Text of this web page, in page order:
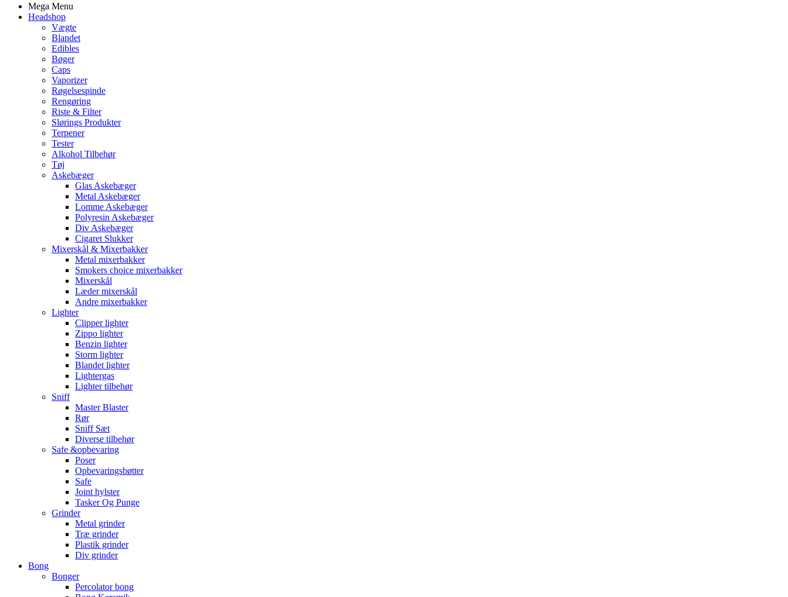
Mega Menu
Headshop
Vægte
Blandet
Edibles
Bøger
Caps
Vaporizer
Røgelsespinde
Rengøring
Riste & Filter
Slørings Produkter
Terpener
Tester
Alkohol Tilbehør
Tøj
Askebæger
Glas Askebæger
Metal Askebæger
Lomme Askebæger
Polyresin Askebæger
Div Askebæger
Cigaret Slukker
Mixerskål & Mixerbakker
Metal mixerbakker
Smokers choice mixerbakker
Mixerskål
Læder mixerskål
Andre mixerbakker
Lighter
Clipper lighter
Zippo lighter
Benzin lighter
Storm lighter
Blandet lighter
Lightergas
Lighter tilbehør
Sniff
Master Blaster
Rør
Sniff Sæt
Diverse tilbehør
Safe &opbevaring
Poser
Opbevaringsbøtter
Safe
Joint hylster
Tasker Og Punge
Grinder
Metal grinder
Træ grinder
Plastik grinder
Div grinder
Bong
Bonger
Percolator bong